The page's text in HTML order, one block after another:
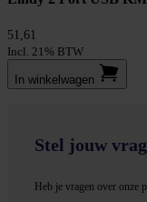
51,61
Incl. 21% BTW
In winkel­wagen
Stel jouw
Heb je vragen over onze